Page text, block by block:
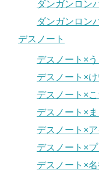
ダンガンロン
ダンガンロン
デスノート
デスノート×
デスノート×
デスノート×こ
デスノート×
デスノート×
デスノート×
デスノート×